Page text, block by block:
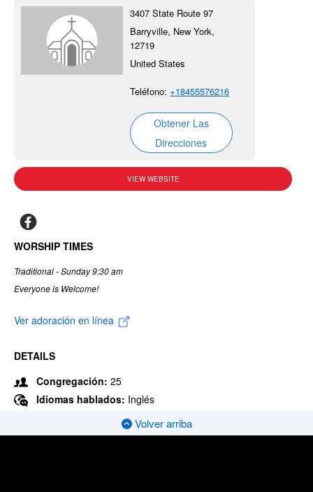
3407 State Route 97
Barryville, New York,
12719
United States
Teléfono:+18455576216
Obtener Las
Direcciones
VIEW WEBSITE
WORSHIP TIMES
Traditional - Sunday 9:30 am
Everyone is Welcome!
Ver adoración en línea
DETAILS
Congregación: 25
Idiomas hablados: Inglés
Volver arriba